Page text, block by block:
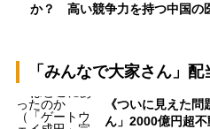
か？ 高い競争力を持つ中国の
「みんなで大家さん」
《ついに見えた
ん」2000億円超